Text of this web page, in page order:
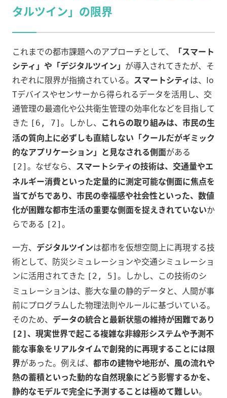
タルツイン」の限界
これまでの都市課題へのアプローチとして、
「スマート
シティ」や「デジタルツイン」 が導入されてきたが、そ
れぞれに限界が指摘されている。 スマートシティは、Io
Tデバイスやセンサーから得られるデータを活用し、交
通管理の最適化や公共衛生管理の効率化などを目指して
きた [6, 7] 。しかし、 これらの取り組みは、市民の生
活の質向上に必ずしも直結しない「クールだがギミック
的なアプリケーション」と見なされる側面がある
[2] 。なぜなら、 スマートシティの技術は、交通量やエ
ネルギー消費といった定量的に測定可能な側面に焦点を
当てがちであり、市民の幸福感や社会性といった、数値
化が困難な都市生活の重要な側面を捉えきれていないか
らである [2] 。
一方、 デジタルツインは都市を仮想空間上に再現する技
術として、防災シミュレーションや交通シミュレーショ
ンに活用されてきた [2, 5] 。しかし、この技術のシ
ミュレーションは、膨大な量の静的データと、人間が事
前にプログラムした物理法則やルールに基づいている。
そのため、 データの統合と最新状態の維持が困難であり
[2] 、現実世界で起こる複雑な非線形システムや予測不
能な事象をリアルタイムで創発的に再現することには限
界があった。例えば、 都市の建物や地形が、風の流れや
熱の蓄積といった動的な自然現象にどう影響するかを、
静的なモデルで完全に予測することは極めて難しい。